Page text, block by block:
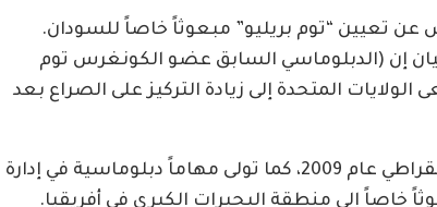
عن تعيين “توم بريليو” مبعوثاً خاصاً للسودان.
بيان إن (الدبلوماسي السابق عضو الكونغرس توم
المتحدة إلى زيادة التركيز على الصراع بعد
– وكان بيريلو عضواً بالكونغرس عن الحزب الديمقراطي عام 2009، كما تولى مهاماً دبلوماسية في إدارة
خاصاً إلى منطقة البحيرات الكبرى في أفريقيا.